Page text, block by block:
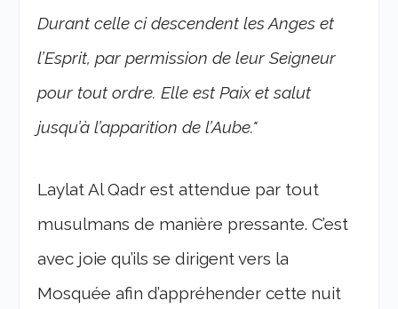
Durant celle ci descendent les Anges et
l’Esprit, par permission de leur Seigneur
pour tout ordre. Elle est Paix et salut
jusqu’à l’apparition de l’Aube."
Laylat Al Qadr est attendue par tout
musulmans de manière pressante. C’est
avec joie qu’ils se dirigent vers la
Mosquée afin d’appréhender cette nuit